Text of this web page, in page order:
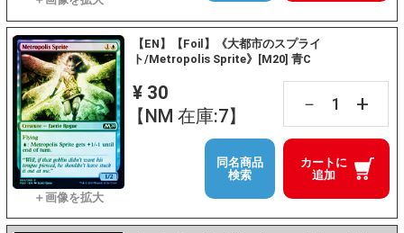
【EN】【Foil】《大都市のスプライ
ト/Metropolis Sprite》[M20] 青C
¥ 30
【NM 在庫:7】
－ +
カートに
追加
同名商品
検索